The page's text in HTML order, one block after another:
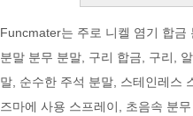
Funcmater는 주로 니켈 염기 합금
분말 분무 분말, 구리 합금, 구리,
말, 순수한 주석 분말, 스테인레스
즈마에 사용 스프레이, 초음속 분